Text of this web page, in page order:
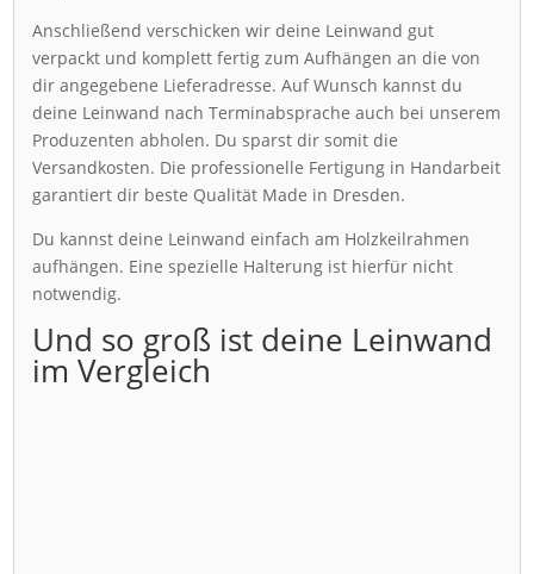
Anschließend verschicken wir deine Leinwand gut
verpackt und komplett fertig zum Aufhängen an die von
dir angegebene Lieferadresse. Auf Wunsch kannst du
deine Leinwand nach Terminabsprache auch bei unserem
Produzenten abholen. Du sparst dir somit die
Versandkosten. Die professionelle Fertigung in Handarbeit
garantiert dir beste Qualität Made in Dresden.
Du kannst deine Leinwand einfach am Holzkeilrahmen
aufhängen. Eine spezielle Halterung ist hierfür nicht
notwendig.
Und so groß ist deine Leinwand
im Vergleich